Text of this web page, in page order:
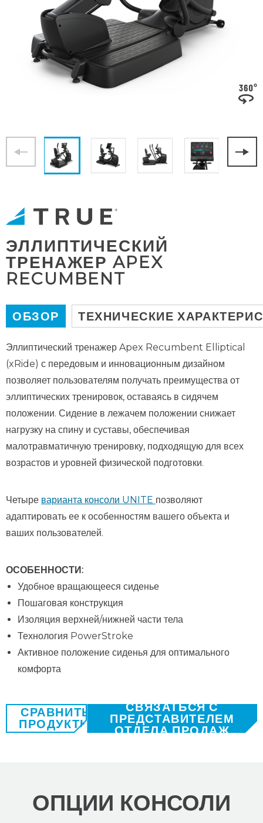
ЭЛЛИПТИЧЕСКИЙ
ТРЕНАЖЕР APEX
RECUMBENT
ОБЗОР ТЕХНИЧЕСКИЕ
Эллиптический тренажер Apex Recumbent Elliptical
(xRide) с передовым и инновационным дизайном
позволяет пользователям получать преимущества от
эллиптических тренировок, оставаясь в сидячем
положении. Сидение в лежачем положении снижает
нагрузку на спину и суставы, обеспечивая
малотравматичную тренировку, подходящую для всех
возрастов и уровней физической подготовки.
Четыре варианта консоли UNITE позволяют
адаптировать ее к особенностям вашего объекта и
ваших пользователей.
ОСОБЕННОСТИ:
Удобное вращающееся сиденье
Пошаговая конструкция
Изоляция верхней/нижней части тела
Технология PowerStroke
Активное положение сиденья для оптимального
комфорта
СРАВНИТЬ
ПРОДУКТЫ
СВЯЗАТЬСЯ С
ПРЕДСТАВИТЕЛЕМ
ОТДЕЛА ПРОДАЖ
ОПЦИИ КОНСОЛИ